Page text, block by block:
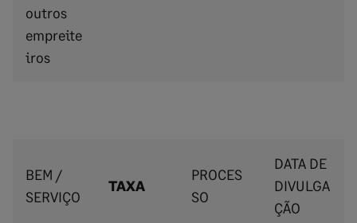
outros
empreite
iros
BEM /
SERVIÇO
TAXA
PROCES
SO
DATA DE
DIVULGA
ÇÃO